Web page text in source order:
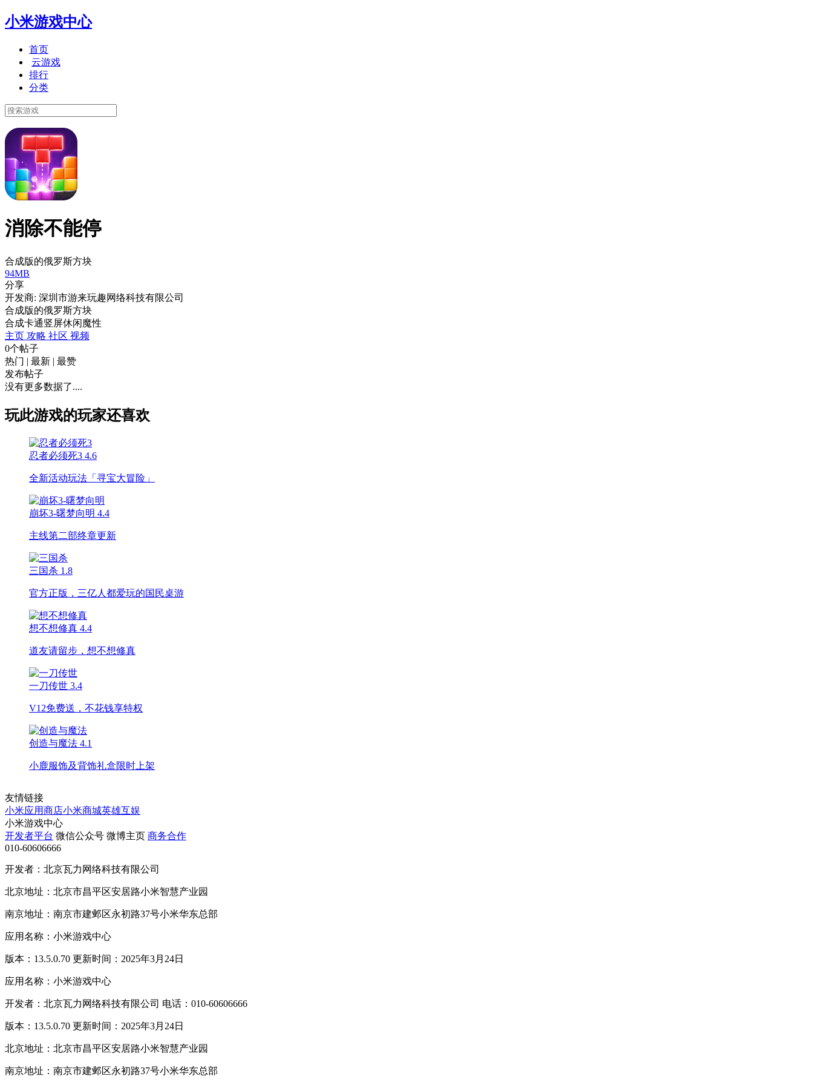
小米游戏中心
首页
云游戏
排行
分类
消除不能停
合成版的俄罗斯方块
94MB
分享
开发商: 深圳市游来玩趣网络科技有限公司
合成版的俄罗斯方块
合成卡通竖屏休闲魔性
主页 攻略 社区 视频
0个帖子
热门 | 最新 | 最赞
发布帖子
没有更多数据了....
玩此游戏的玩家还喜欢
忍者必须死3 4.6
全新活动玩法「寻宝大冒险」
崩坏3-曙梦向明 4.4
主线第二部终章更新
三国杀 1.8
官方正版，三亿人都爱玩的国民桌游
想不想修真 4.4
道友请留步，想不想修真
一刀传世 3.4
V12免费送，不花钱享特权
创造与魔法 4.1
小鹿服饰及背饰礼盒限时上架
友情链接
小米应用商店小米商城英雄互娱
小米游戏中心
开发者平台 微信公众号 微博主页 商务合作
010-60606666
开发者：北京瓦力网络科技有限公司
北京地址：北京市昌平区安居路小米智慧产业园
南京地址：南京市建邺区永初路37号小米华东总部
应用名称：小米游戏中心
版本：13.5.0.70 更新时间：2025年3月24日
应用名称：小米游戏中心
开发者：北京瓦力网络科技有限公司 电话：010-60606666
版本：13.5.0.70 更新时间：2025年3月24日
北京地址：北京市昌平区安居路小米智慧产业园
南京地址：南京市建邺区永初路37号小米华东总部